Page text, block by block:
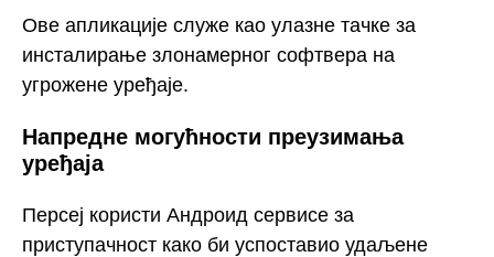
Ове апликације служе као улазне тачке за
инсталирање злонамерног софтвера на
угрожене уређаје.
Напредне могућности преузимања
уређаја
Персеј користи Андроид сервисе за
приступачност како би успоставио удаљене